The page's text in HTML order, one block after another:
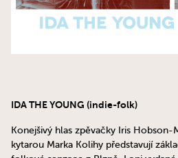
IDA THE YOUNG (indie-folk)
Konejšivý hlas zpěvačky Iris
kytarou Marka Kolihy představují